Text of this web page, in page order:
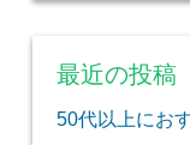
最近の投稿
50代以上にお